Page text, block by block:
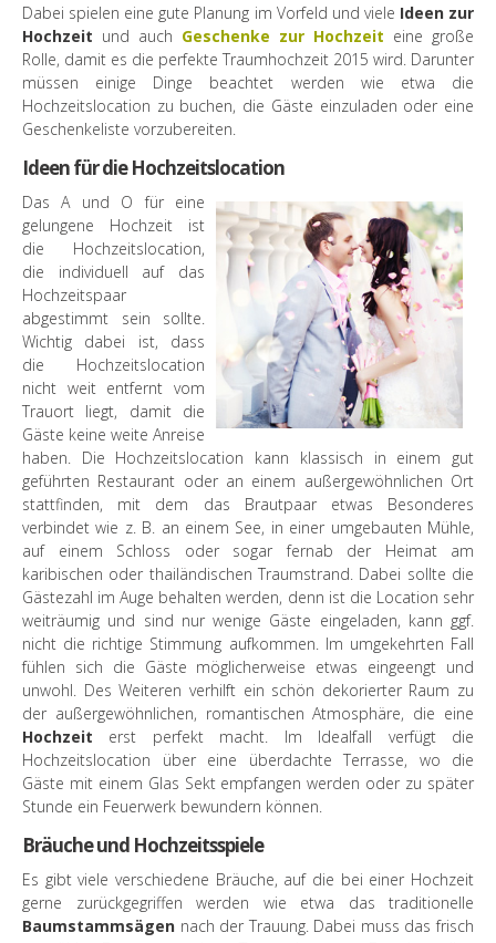
Dabei spielen eine gute Planung im Vorfeld und viele Ideen zur
Hochzeit und auch Geschenke zur Hochzeit eine große
Rolle, damit es die perfekte Traumhochzeit 2015 wird. Darunter
müssen einige Dinge beachtet werden wie etwa die
Hochzeitslocation zu buchen, die Gäste einzuladen oder eine
Geschenkeliste vorzubereiten.
Ideen für die Hochzeitslocation
Das A und O für eine
gelungene Hochzeit ist
die Hochzeitslocation,
die individuell auf das
Hochzeitspaar
abgestimmt sein sollte.
Wichtig dabei ist, dass
die Hochzeitslocation
nicht weit entfernt vom
Trauort liegt, damit die
Gäste keine weite Anreise
haben. Die Hochzeitslocation kann klassisch in einem gut
geführten Restaurant oder an einem außergewöhnlichen Ort
stattfinden, mit dem das Brautpaar etwas Besonderes
verbindet wie z. B. an einem See, in einer umgebauten Mühle,
auf einem Schloss oder sogar fernab der Heimat am
karibischen oder thailändischen Traumstrand. Dabei sollte die
Gästezahl im Auge behalten werden, denn ist die Location sehr
weiträumig und sind nur wenige Gäste eingeladen, kann ggf.
nicht die richtige Stimmung aufkommen. Im umgekehrten Fall
fühlen sich die Gäste möglicherweise etwas eingeengt und
unwohl. Des Weiteren verhilft ein schön dekorierter Raum zu
der außergewöhnlichen, romantischen Atmosphäre, die eine
Hochzeit erst perfekt macht. Im Idealfall verfügt die
Hochzeitslocation über eine überdachte Terrasse, wo die
Gäste mit einem Glas Sekt empfangen werden oder zu später
Stunde ein Feuerwerk bewundern können.
Bräuche und Hochzeitsspiele
Es gibt viele verschiedene Bräuche, auf die bei einer Hochzeit
gerne zurückgegriffen werden wie etwa das traditionelle
Baumstammsägen nach der Trauung. Dabei muss das frisch